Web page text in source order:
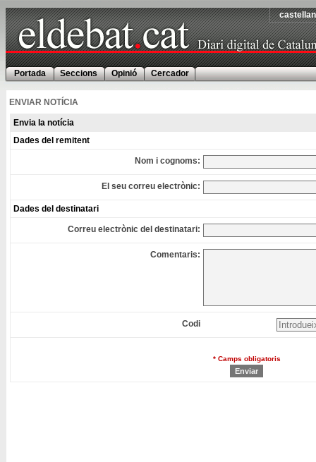
Portada Seccions Opinió Cercador
ENVIAR NOTÍCIA
Envia la notícia
Dades del remitent
Nom i cognoms:
El seu correu electrònic:
Dades del destinatari
Correu electrònic del destinatari:
Comentaris:
Codi
* Camps obligatoris